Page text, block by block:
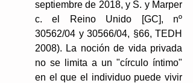
septiembre de 2018, y S. y Marper
c. el Reino Unido [GC], nº
30562/04 y 30566/04, §66, TEDH
2008). La noción de vida privada
no se limita a un "círculo íntimo"
en el que el individuo puede vivir